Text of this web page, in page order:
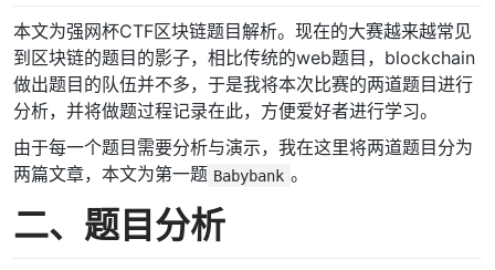
本文为强网杯CTF区块链题目解析。现在的大赛越来越常见
到区块链的题目的影子，相比传统的web题目，blockchain
做出题目的队伍并不多，于是我将本次比赛的两道题目进行
分析，并将做题过程记录在此，方便爱好者进行学习。
由于每一个题目需要分析与演示，我在这里将两道题目分为
两篇文章，本文为第一题 Babybank 。
二、题目分析